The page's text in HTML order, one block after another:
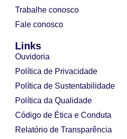
Trabalhe conosco
Fale conosco
Links
Ouvidoria
Política de Privacidade
Política de Sustentabilidade
Política da Qualidade
Código de Ética e Conduta
Relatório de Transparência